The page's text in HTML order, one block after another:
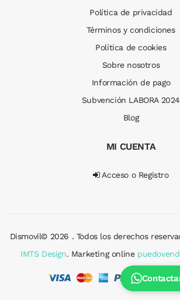
Política de privacidad
Términos y condiciones
Política de cookies
Sobre nosotros
Información de pago
Subvención LABORA 2024
Blog
MI CUENTA
Acceso o Registro
Dismovil© 2026 . Todos los derechos
IMTS Design. Marketing online